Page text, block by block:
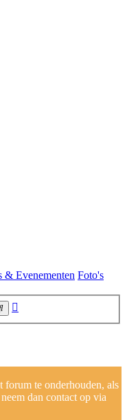
& Evenementen Foto's
Search
te onderhouden, als
dan contact op via